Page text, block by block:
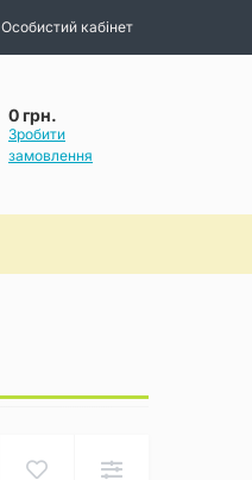
Особистий кабінет
0 грн.
Зробити
замовлення